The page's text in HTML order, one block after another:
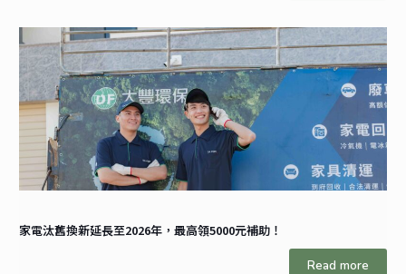
家電汰舊換新延長至2026年，最高領5000元補助！
Read more